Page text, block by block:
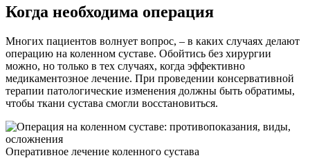
Когда необходима операция
Многих пациентов волнует вопрос, – в каких случаях делают
операцию на коленном суставе. Обойтись без хирургии
можно, но только в тех случаях, когда эффективно
медикаментозное лечение. При проведении консервативной
терапии патологические изменения должны быть обратимы,
чтобы ткани сустава смогли восстановиться.
Оперативное лечение коленного сустава